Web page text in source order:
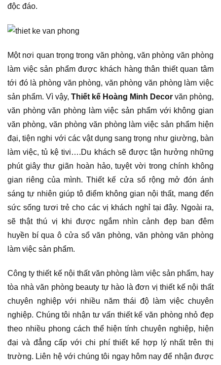
độc đáo.
Một nơi quan trọng trong văn phòng, văn phòng văn phòng
làm việc sản phẩm được khách hàng thân thiết quan tâm
tới đó là phòng văn phòng, văn phòng văn phòng làm việc
sản phẩm. Vì vậy, Thiết kế Hoàng Minh Decor văn phòng,
văn phòng văn phòng làm việc sản phẩm với không gian
văn phòng, văn phòng văn phòng làm việc sản phẩm hiện
đại, tiện nghi với các vật dụng sang trọng như giường, bàn
làm việc, tủ kệ tivi….Du khách sẽ được tận hưởng những
phút giây thư giãn hoàn hảo, tuyệt vời trong chính không
gian riêng của mình. Thiết kế cửa sổ rộng mở đón ánh
sáng tự nhiên giúp tô điểm không gian nội thất, mang đến
sức sống tươi trẻ cho các vị khách nghỉ tại đây. Ngoài ra,
sẽ thật thú vị khi được ngắm nhìn cảnh đẹp ban đêm
huyền bí qua ô cửa sổ văn phòng, văn phòng văn phòng
làm việc sản phẩm.
Công ty thiết kế nội thất văn phòng làm việc sản phẩm, hay
tòa nhà văn phòng beauty tự hào là đơn vị thiết kế nội thất
chuyên nghiệp với nhiều năm thái độ làm việc chuyên
nghiệp. Chúng tôi nhận tư vấn thiết kế văn phòng nhỏ đẹp
theo nhiều phong cách thể hiện tính chuyên nghiệp, hiện
đại và đẳng cấp với chi phí thiết kế hợp lý nhất trên thị
trường. Liên hệ với chúng tôi ngay hôm nay để nhận được